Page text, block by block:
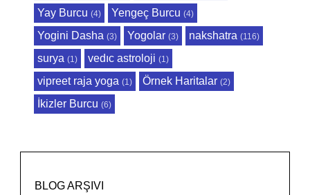
Yay Burcu (4) Yengeç Burcu (4)
Yogini Dasha (3) Yogolar (3) nakshatra (116)
surya (1) vedıc astroloji (1)
vipreet raja yoga (1) Örnek Haritalar (2)
İkizler Burcu (6)
BLOG ARŞIVI